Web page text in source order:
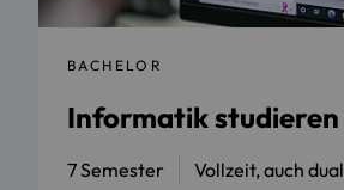
BACHELOR
Informatik studieren
7 Semester
Vollzeit, auch dual